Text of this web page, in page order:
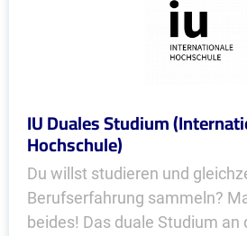
IU Duales Studium
Hochschule)
Du willst studieren und
Berufserfahrung sammeln?
beides! Das duale Studium an